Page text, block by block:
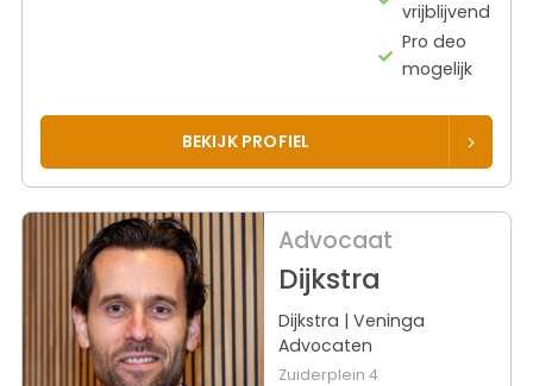
vrijblijvend
Pro deo
mogelijk
BEKIJK PROFIEL
Advocaat
Dijkstra
Dijkstra | Veninga
Advocaten
Zuiderplein 4